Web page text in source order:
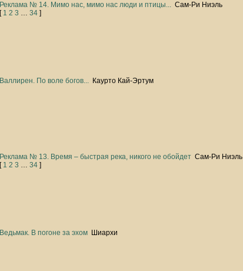
Реклама № 14. Мимо нас, мимо нас люди и птицы... Сам-Ри Ниэль
[ 1 2 3 … 34 ]
Валлирен. По воле богов... Каурто Кай-Эртум
Реклама № 13. Время – быстрая река, никого не обойдет Сам-Ри Ниэль
[ 1 2 3 … 34 ]
Ведьмак. В погоне за эхом Шиархи